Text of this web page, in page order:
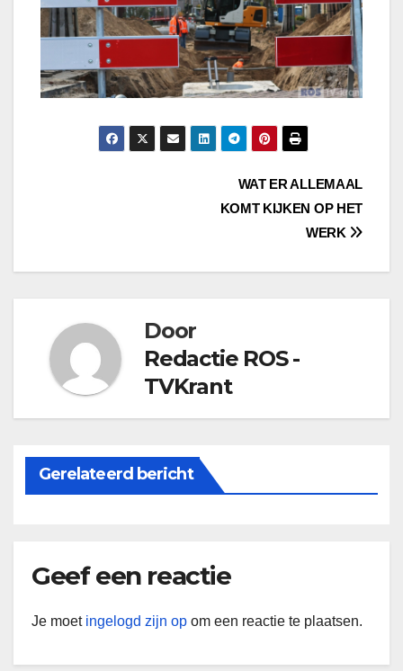
WAT ER ALLEMAAL
KOMT KIJKEN OP HET
WERK
Door
Redactie ROS -
TVKrant
Gerelateerd bericht
Geef een reactie
Je moet ingelogd zijn op om een reactie te plaatsen.